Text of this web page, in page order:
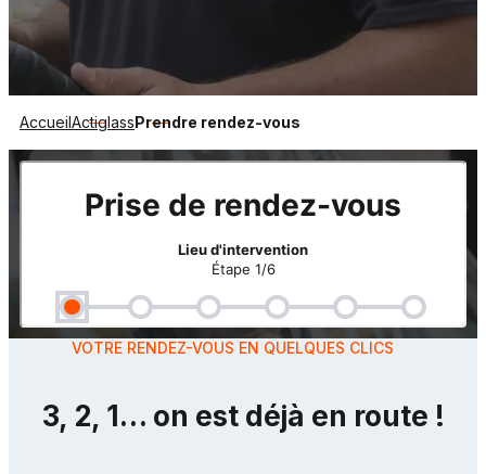
AccueilActiglassPrendre rendez-vous
VOTRE RENDEZ-VOUS EN QUELQUES CLICS
3, 2, 1… on est déjà en route !